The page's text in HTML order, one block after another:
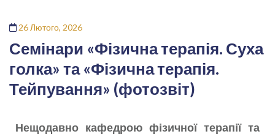
26 Лютого, 2026
Семінари «Фізична терапія. Суха
голка» та «Фізична терапія.
Тейпування» (фотозвіт)
Нещодавно кафедрою фізичної терапії та